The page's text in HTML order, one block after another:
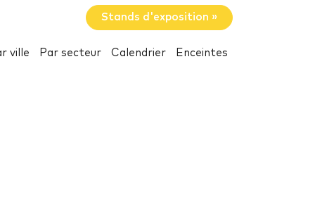
Stands d'exposition »
ville Par secteur Calendrier Enceintes